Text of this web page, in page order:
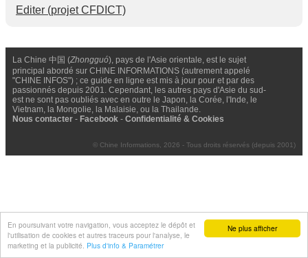
Ne plus afficher
En poursuivant votre navigation, vous acceptez le dépôt et
l'utilisation de cookies et autres traceurs pour l'analyse, le
marketing et la publicité. Plus d'info & Paramétrer
Editer (projet CFDICT)
La Chine 中国 (Zhongguó), pays de l'Asie orientale, est le sujet
principal abordé sur CHINE INFORMATIONS (autrement appelé
"CHINE INFOS") ; ce guide en ligne est mis à jour pour et par des
passionnés depuis 2001. Cependant, les autres pays d'Asie du sud-
est ne sont pas oubliés avec en outre le Japon, la Corée, l'Inde, le
Vietnam, la Mongolie, la Malaisie, ou la Thailande.
Nous contacter - Facebook - Confidentialité & Cookies
© Chine Informations, 2026 - Tous droits réservés (depuis 2001)